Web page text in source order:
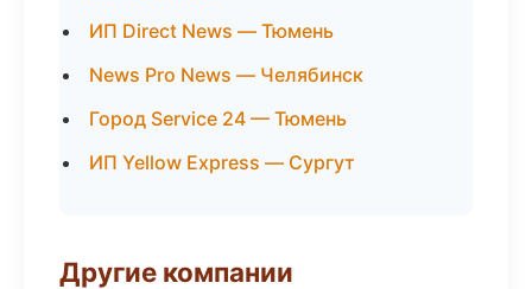
ИП Direct News — Тюмень
News Pro News — Челябинск
Город Service 24 — Тюмень
ИП Yellow Express — Сургут
Другие компании